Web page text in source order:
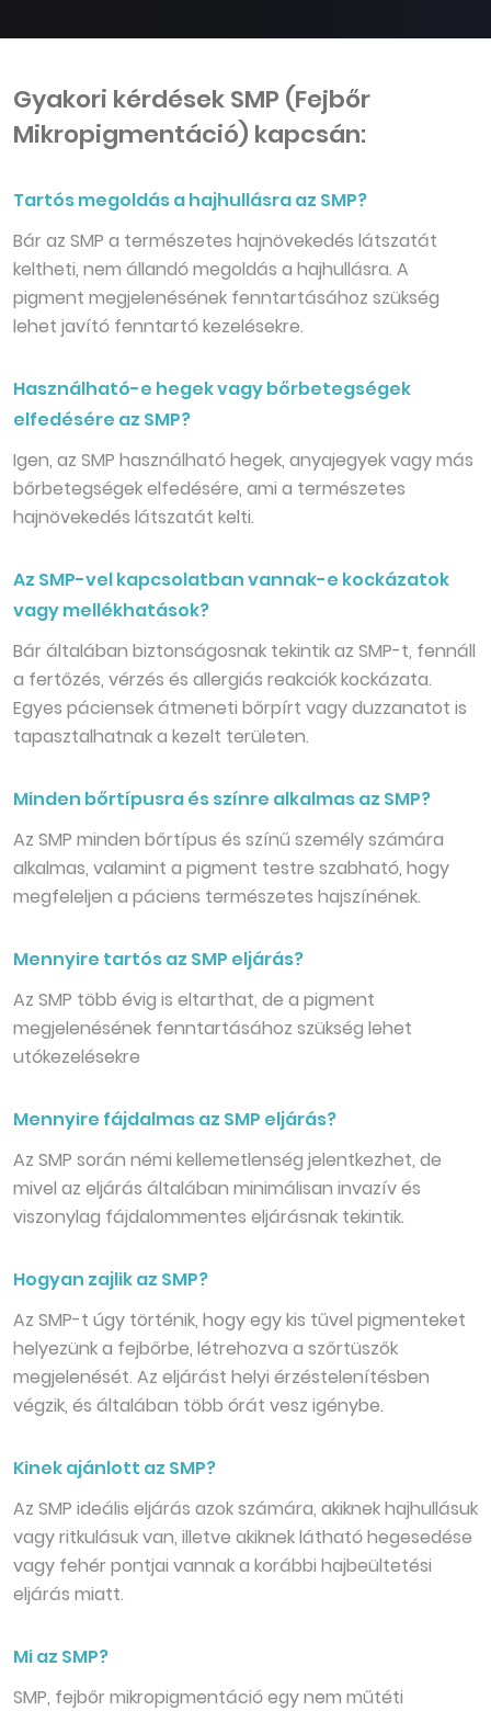
Gyakori kérdések SMP (Fejbőr
Mikropigmentáció) kapcsán:
Tartós megoldás a hajhullásra az SMP?
Bár az SMP a természetes hajnövekedés látszatát
keltheti, nem állandó megoldás a hajhullásra. A
pigment megjelenésének fenntartásához szükség
lehet javító fenntartó kezelésekre.
Használható-e hegek vagy bőrbetegségek
elfedésére az SMP?
Igen, az SMP használható hegek, anyajegyek vagy más
bőrbetegségek elfedésére, ami a természetes
hajnövekedés látszatát kelti.
Az SMP-vel kapcsolatban vannak-e kockázatok
vagy mellékhatások?
Bár általában biztonságosnak tekintik az SMP-t, fennáll
a fertőzés, vérzés és allergiás reakciók kockázata.
Egyes páciensek átmeneti bőrpírt vagy duzzanatot is
tapasztalhatnak a kezelt területen.
Minden bőrtípusra és színre alkalmas az SMP?
Az SMP minden bőrtípus és színű személy számára
alkalmas, valamint a pigment testre szabható, hogy
megfeleljen a páciens természetes hajszínének.
Mennyire tartós az SMP eljárás?
Az SMP több évig is eltarthat, de a pigment
megjelenésének fenntartásához szükség lehet
utókezelésekre
Mennyire fájdalmas az SMP eljárás?
Az SMP során némi kellemetlenség jelentkezhet, de
mivel az eljárás általában minimálisan invazív és
viszonylag fájdalommentes eljárásnak tekintik.
Hogyan zajlik az SMP?
Az SMP-t úgy történik, hogy egy kis tűvel pigmenteket
helyezünk a fejbőrbe, létrehozva a szőrtüszők
megjelenését. Az eljárást helyi érzéstelenítésben
végzik, és általában több órát vesz igénybe.
Kinek ajánlott az SMP?
Az SMP ideális eljárás azok számára, akiknek hajhullásuk
vagy ritkulásuk van, illetve akiknek látható hegesedése
vagy fehér pontjai vannak a korábbi hajbeültetési
eljárás miatt.
Mi az SMP?
SMP, fejbőr mikropigmentáció egy nem műtéti